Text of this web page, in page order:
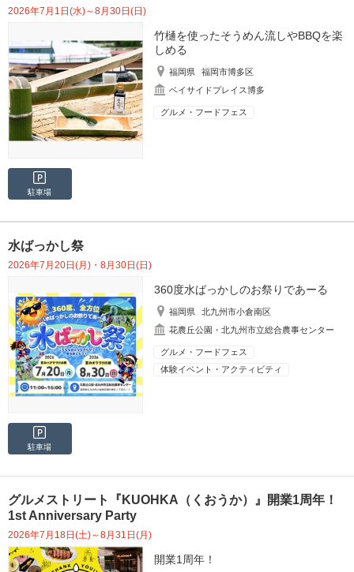
2026年7月1日(水)～8月30日(日)
竹樋を使ったそうめん流しやBBQを楽
しめる
福岡県
福岡市博多区
ベイサイドプレイス博多
グルメ・フードフェス
駐車場
水ばっかし祭
2026年7月20日(月)・8月30日(日)
360度水ばっかしのお祭りであーる
福岡県
北九州市小倉南区
花農丘公園・北九州市立総合農事センター
グルメ・フードフェス
体験イベント・アクティビティ
駐車場
グルメストリート『KUOHKA（くおうか）』開業1周年！
1st Anniversary Party
2026年7月18日(土)～8月31日(月)
開業1周年！